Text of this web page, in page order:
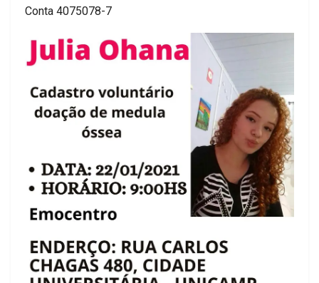
Conta 4075078-7